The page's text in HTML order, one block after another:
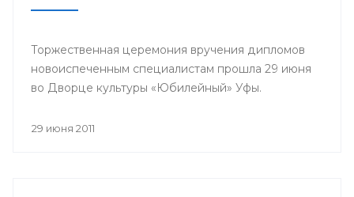
Торжественная церемония вручения дипломов
новоиспеченным специалистам прошла 29 июня
во Дворце культуры «Юбилейный» Уфы.
29 июня 2011